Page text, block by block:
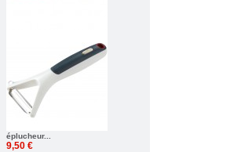
éplucheur...
9,50 €